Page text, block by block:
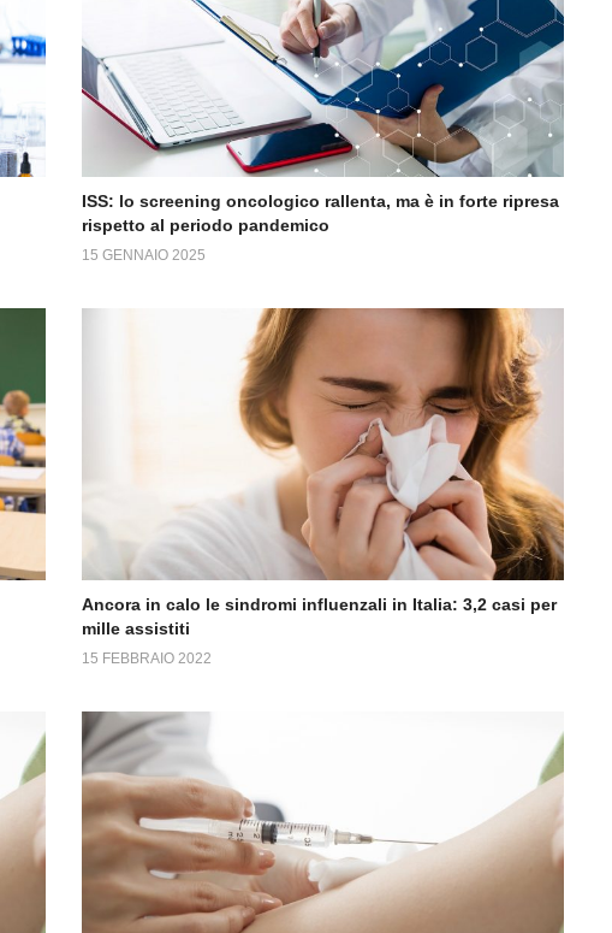
ISS: lo screening oncologico rallenta, ma è in forte ripresa
rispetto al periodo pandemico
15 GENNAIO 2025
Ancora in calo le sindromi influenzali in Italia: 3,2 casi per
mille assistiti
15 FEBBRAIO 2022